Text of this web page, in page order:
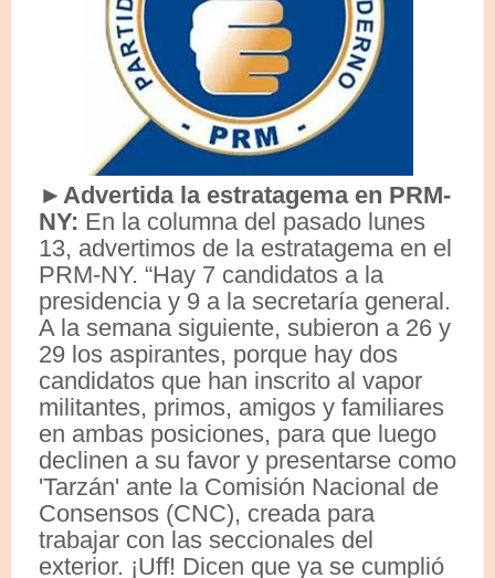
►Advertida la estratagema en PRM-
NY: En la columna del pasado lunes
13, advertimos de la estratagema en el
PRM-NY. “Hay 7 candidatos a la
presidencia y 9 a la secretaría general.
A la semana siguiente, subieron a 26 y
29 los aspirantes, porque hay dos
candidatos que han inscrito al vapor
militantes, primos, amigos y familiares
en ambas posiciones, para que luego
declinen a su favor y presentarse como
'Tarzán' ante la Comisión Nacional de
Consensos (CNC), creada para
trabajar con las seccionales del
exterior. ¡Uff! Dicen que ya se cumplió